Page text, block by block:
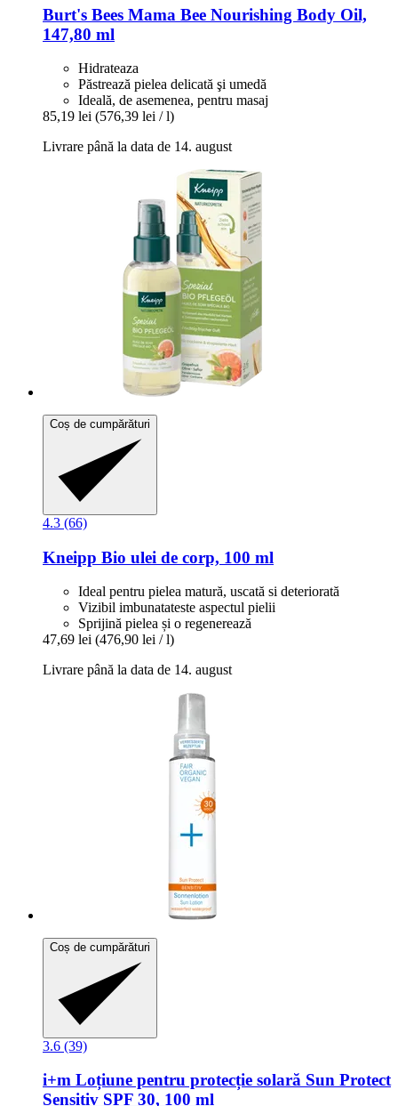
Burt's Bees Mama Bee Nourishing Body Oil,
147,80 ml
Hidrateaza
Păstrează pielea delicată şi umedă
Ideală, de asemenea, pentru masaj
85,19 lei (576,39 lei / l)
Livrare până la data de 14. august
Coș de cumpărături
4.3 (66)
Kneipp Bio ulei de corp, 100 ml
Ideal pentru pielea matură, uscată si deteriorată
Vizibil imbunatateste aspectul pielii
Sprijină pielea și o regenerează
47,69 lei (476,90 lei / l)
Livrare până la data de 14. august
Coș de cumpărături
3.6 (39)
i+m Loțiune pentru protecție solară Sun Protect
Sensitiv SPF 30, 100 ml